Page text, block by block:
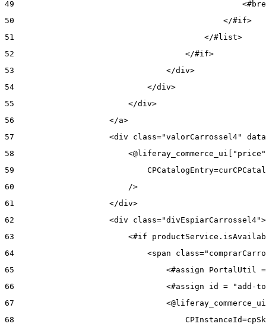
49
50
                                            </#if>
51
                                        </#list>
52
                                    </#if>
53
                                </div>
54
                            </div>
55
                        </div>
56
                    </a>
57
<div class="valorCarrossel4"
58
59
60
                        />
61
                    </div>
62
<div
63
<#if
64
<span
65
<#assign PortalUtil
66
<#assign id = "add-
67
68